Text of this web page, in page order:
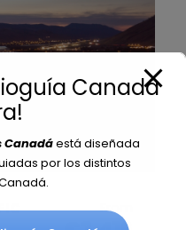
From
Canadá
Canadáestá diseñada
por los distintos